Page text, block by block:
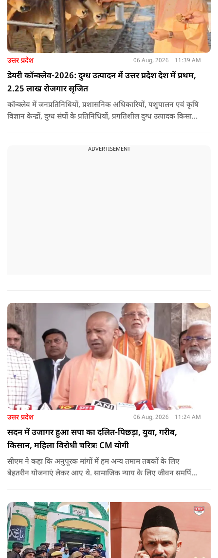
उत्तर प्रदेश 06 Aug, 2026 11:39 AM
डेयरी कॉन्क्लेव-2026: दुग्ध उत्पादन में उत्तर प्रदेश देश में प्रथम,
2.25 लाख रोजगार सृजित
कॉन्क्लेव में जनप्रतिनिधियों, प्रशासनिक अधिकारियों, पशुपालन एवं कृषि
विज्ञान केन्द्रों, दुग्ध संघों के प्रतिनिधियों, प्रगतिशील दुग्ध उत्पादक किसानों,
ADVERTISEMENT
उत्तर प्रदेश 06 Aug, 2026 11:24 AM
सदन में उजागर हुआ सपा का दलित-पिछड़ा, युवा, गरीब,
किसान, महिला विरोधी चरित्रः CM योगी
सीएम ने कहा कि अनुपूरक मांगों में हम अन्य तमाम तबकों के लिए
बेहतरीन योजनाएं लेकर आए थे. सामाजिक न्याय के लिए जीवन समर्पित
अहिल्या बाई होल्कर आदि की मूर्तियों पर छाजन, पार्क, बाउंड्रीवाल के
लिए हमने 407 करोड़ रुपये का प्रावधान किया है. यह बजट पास न हो,
इसके लिए समाजवादी पार्टी ने सदन की कार्यवाही को बाधित किया और
लगातार व्यवधान पैदा करने का प्रयास किया.